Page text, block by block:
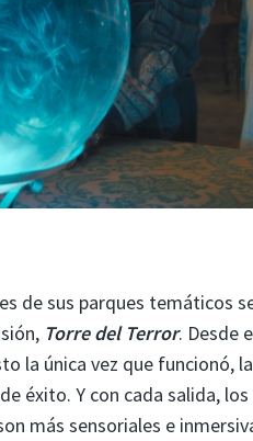
de sus parques temáticos
Torre del Terror. Desde
la única vez que funcionó, la
éxito. Y con cada salida, los
más sensoriales e